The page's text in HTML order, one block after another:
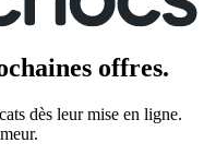
offres.
dès leur mise en ligne.